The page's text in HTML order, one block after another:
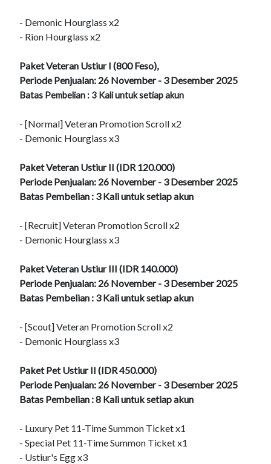
- Demonic Hourglass x2
- Rion Hourglass x2
Paket Veteran Ustiur I (800 Feso),
Periode Penjualan: 26 November - 3 Desember 2025
Batas Pembelian : 3 Kali untuk setiap akun
- [Normal] Veteran Promotion Scroll x2
- Demonic Hourglass x3
Paket Veteran Ustiur II (IDR 120.000)
Periode Penjualan: 26 November - 3 Desember 2025
Batas Pembelian : 3 Kali untuk setiap akun
- [Recruit] Veteran Promotion Scroll x2
- Demonic Hourglass x3
Paket Veteran Ustiur III (IDR 140.000)
Periode Penjualan: 26 November - 3 Desember 2025
Batas Pembelian : 3 Kali untuk setiap akun
- [Scout] Veteran Promotion Scroll x2
- Demonic Hourglass x3
Paket Pet Ustiur II (IDR 450.000)
Periode Penjualan: 26 November - 3 Desember 2025
Batas Pembelian : 8 Kali untuk setiap akun
- Luxury Pet 11-Time Summon Ticket x1
- Special Pet 11-Time Summon Ticket x1
- Ustiur's Egg x3